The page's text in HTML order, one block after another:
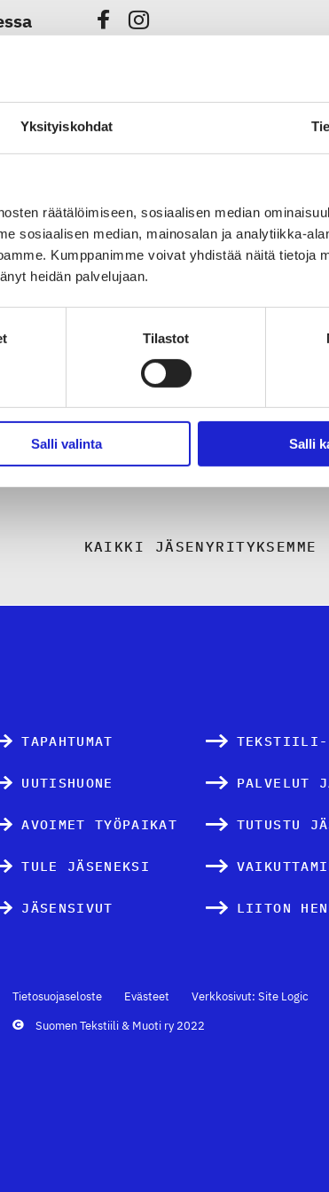
Yksityiskohdat
räätälöimiseen, sosiaalisen median
sosiaalisen median, mainosalan ja analytiikka-
Kumppanimme voivat yhdistää näitä tietoja
heidän palvelujaan.
Tilastot
Salli valinta Salli
TUTUSTU MYÖS NÄIHIN
My Country
VIBAe Oy
R.K. Salon
KAIKKI JÄSENYRITYKSEMME
TAPAHTUMAT
UUTISHUONE
AVOIMET TYÖPAIKAT
TULE JÄSENEKSI
JÄSENSIVUT
TEKSTIILI-
PALVELUT
TUTUSTU
LIITON
Tietosuojaseloste Evästeet
Verkkosivut: Site Logic
Suomen Tekstiili & Muoti ry 2022